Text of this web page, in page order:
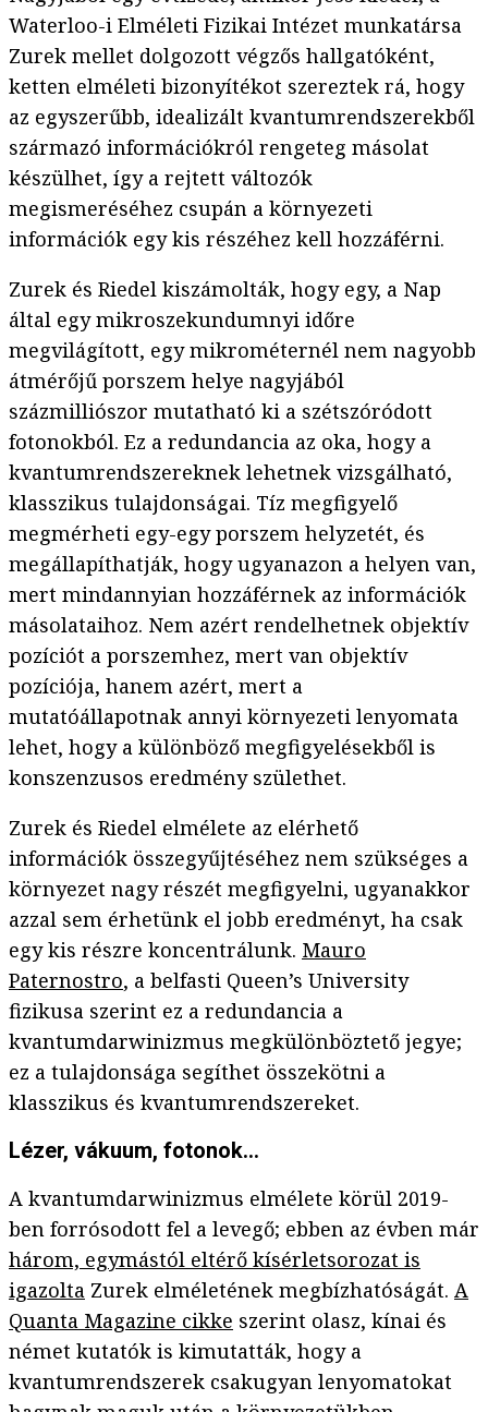
Waterloo-i Elméleti Fizikai Intézet munkatársa
Zurek mellet dolgozott végzős hallgatóként,
ketten elméleti bizonyítékot szereztek rá, hogy
az egyszerűbb, idealizált kvantumrendszerekből
származó információkról rengeteg másolat
készülhet, így a rejtett változók
megismeréséhez csupán a környezeti
információk egy kis részéhez kell hozzáférni.
Zurek és Riedel kiszámolták, hogy egy, a Nap
által egy mikroszekundumnyi időre
megvilágított, egy mikrométernél nem nagyobb
átmérőjű porszem helye nagyjából
százmilliószor mutatható ki a szétszóródott
fotonokból. Ez a redundancia az oka, hogy a
kvantumrendszereknek lehetnek vizsgálható,
klasszikus tulajdonságai. Tíz megfigyelő
megmérheti egy-egy porszem helyzetét, és
megállapíthatják, hogy ugyanazon a helyen van,
mert mindannyian hozzáférnek az információk
másolataihoz. Nem azért rendelhetnek objektív
pozíciót a porszemhez, mert van objektív
pozíciója, hanem azért, mert a
mutatóállapotnak annyi környezeti lenyomata
lehet, hogy a különböző megfigyelésekből is
konszenzusos eredmény születhet.
Zurek és Riedel elmélete az elérhető
információk összegyűjtéséhez nem szükséges a
környezet nagy részét megfigyelni, ugyanakkor
azzal sem érhetünk el jobb eredményt, ha csak
egy kis részre koncentrálunk. Mauro
Paternostro, a belfasti Queen’s University
fizikusa szerint ez a redundancia a
kvantumdarwinizmus megkülönböztető jegye;
ez a tulajdonsága segíthet összekötni a
klasszikus és kvantumrendszereket.
Lézer, vákuum, fotonok…
A kvantumdarwinizmus elmélete körül 2019-
ben forrósodott fel a levegő; ebben az évben már
három, egymástól eltérő kísérletsorozat is
igazolta Zurek elméletének megbízhatóságát. A
Quanta Magazine cikke szerint olasz, kínai és
német kutatók is kimutatták, hogy a
kvantumrendszerek csakugyan lenyomatokat